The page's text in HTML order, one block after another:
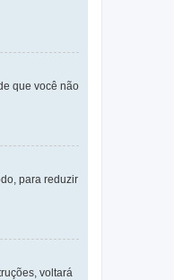
que você não
para reduzir
voltará